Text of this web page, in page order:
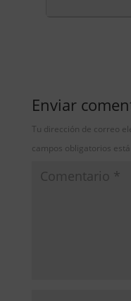
Enviar
Tu dirección de correo
campos obligatorios